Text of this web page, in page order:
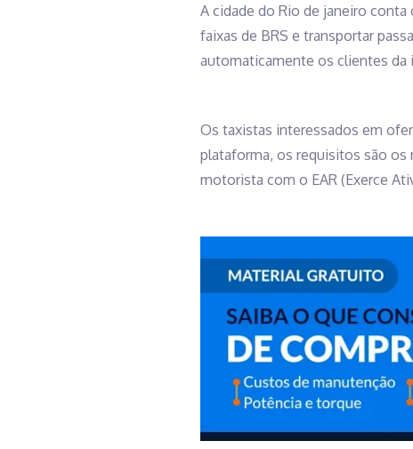
A cidade do Rio de janeiro
faixas de BRS e transportar
automaticamente os clientes da
Os taxistas interessados em
plataforma, os requisitos são os
motorista com o EAR (Exerce